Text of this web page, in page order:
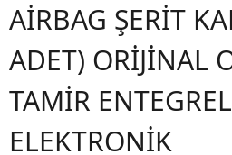
AİRBAG ŞERİT
ADET) ORİJİNAL
TAMİR
ELEKTRONİK